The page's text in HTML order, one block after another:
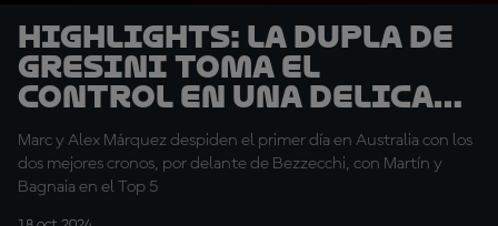
HIGHLIGHTS: La dupla de
Gresini toma el
control en una delicada
jornada de viernes
Marc y Alex Márquez despiden el primer día en Australia con los
dos mejores cronos, por delante de Bezzecchi, con Martín y
Bagnaia en el Top 5